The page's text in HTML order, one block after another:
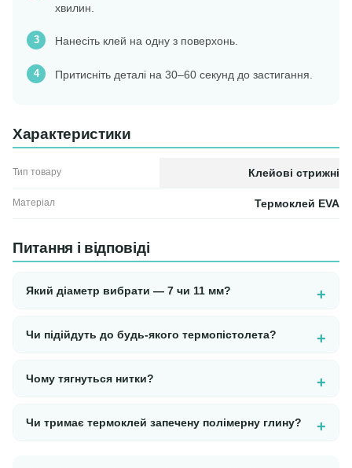
хвилин.
Нанесіть клей на одну з поверхонь.
Притисніть деталі на 30–60 секунд до застигання.
Характеристики
Тип товару Клейові стрижні
Матеріал Термоклей EVA
Питання і відповіді
Який діаметр вибрати — 7 чи 11 мм?
Чи підійдуть до будь-якого термопістолета?
Чому тягнуться нитки?
Чи тримає термоклей запечену полімерну глину?